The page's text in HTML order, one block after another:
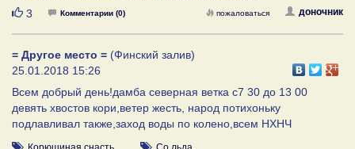
Нравится
3 Комментарии (0) доночник
пожаловаться
= Другое место = (Финский залив)
25.01.2018 15:26
Всем добрый день!дамба северная ветка с7 30 до 13 00
девять хвостов кори,ветер жесть, народ потихоньку
подлавливал также,заход воды по колено,всем НХНЧ